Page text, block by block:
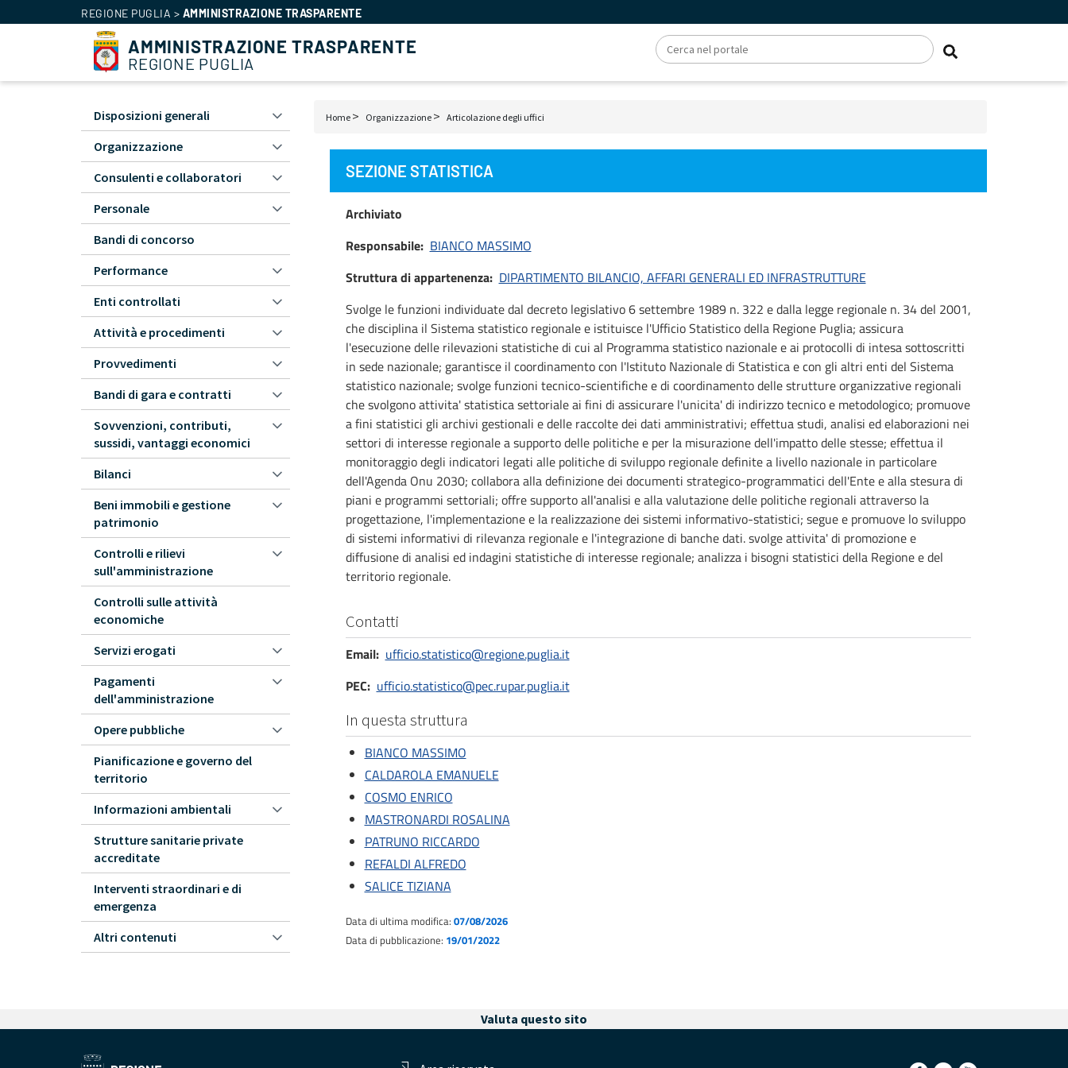
REGIONE PUGLIA > AMMINISTRAZIONE TRASPARENTE
AMMINISTRAZIONE TRASPARENTE
REGIONE PUGLIA
pane
Home Organizzazione Articolazione degli uffici
SEZIONE STATISTICA
Archiviato
Responsabile BIANCO MASSIMO
Struttura di appartenenza DIPARTIMENTO BILANCIO, AFFARI GENERALI ED INFRASTRUTTURE
Svolge le funzioni individuate dal decreto legislativo 6 settembre 1989 n. 322 e dalla legge regionale n. 34 del 2001,
che disciplina il Sistema statistico regionale e istituisce l'Ufficio Statistico della Regione Puglia; assicura
l'esecuzione delle rilevazioni statistiche di cui al Programma statistico nazionale e ai protocolli di intesa sottoscritti
in sede nazionale; garantisce il coordinamento con l'Istituto Nazionale di Statistica e con gli altri enti del Sistema
statistico nazionale; svolge funzioni tecnico-scientifiche e di coordinamento delle strutture organizzative regionali
che svolgono attivita' statistica settoriale ai fini di assicurare l'unicita' di indirizzo tecnico e metodologico; promuove
a fini statistici gli archivi gestionali e delle raccolte dei dati amministrativi; effettua studi, analisi ed elaborazioni nei
settori di interesse regionale a supporto delle politiche e per la misurazione dell'impatto delle stesse; effettua il
monitoraggio degli indicatori legati alle politiche di sviluppo regionale definite a livello nazionale in particolare
dell'Agenda Onu 2030; collabora alla definizione dei documenti strategico-programmatici dell'Ente e alla stesura di
piani e programmi settoriali; offre supporto all'analisi e alla valutazione delle politiche regionali attraverso la
progettazione, l'implementazione e la realizzazione dei sistemi informativo-statistici; segue e promuove lo sviluppo
di sistemi informativi di rilevanza regionale e l'integrazione di banche dati. svolge attivita' di promozione e
diffusione di analisi ed indagini statistiche di interesse regionale; analizza i bisogni statistici della Regione e del
territorio regionale.
Contatti
Email ufficio.statistico@regione.puglia.it
PEC ufficio.statistico@pec.rupar.puglia.it
In questa struttura
BIANCO MASSIMO
CALDAROLA EMANUELE
COSMO ENRICO
MASTRONARDI ROSALINA
PATRUNO RICCARDO
REFALDI ALFREDO
SALICE TIZIANA
Data di ultima modifica: 07/08/2026
Data di pubblicazione: 19/01/2022
Amministrazione
Trasparente
-
Disposizioni generali
Organizzazione
Consulenti e collaboratori
Personale
Bandi di concorso
Performance
Enti controllati
Attività e procedimenti
Provvedimenti
Bandi di gara e contratti
Sovvenzioni, contributi,
sussidi, vantaggi economici
Bilanci
Beni immobili e gestione
patrimonio
Controlli e rilievi
sull'amministrazione
Controlli sulle attività
economiche
Servizi erogati
Pagamenti
dell'amministrazione
Opere pubbliche
Pianificazione e governo del
territorio
Informazioni ambientali
Strutture sanitarie private
accreditate
Interventi straordinari e di
emergenza
Altri contenuti
Valuta questo sito